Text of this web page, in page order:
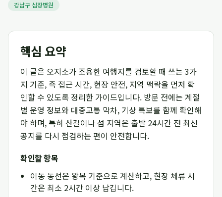
강남구 심장병원
핵심 요약
이 글은 오지소가 조용한 여행지를 검토할 때 쓰는 3가
지 기준, 즉 접근 시간, 현장 안전, 지역 맥락을 먼저 확
인할 수 있도록 정리한 가이드입니다. 방문 전에는 계절
별 운영 정보와 대중교통 막차, 기상 특보를 함께 확인해
야 하며, 특히 산길이나 섬 지역은 출발 24시간 전 최신
공지를 다시 점검하는 편이 안전합니다.
확인할 항목
이동 동선은 왕복 기준으로 계산하고, 현장 체류 시
간은 최소 2시간 이상 남깁니다.